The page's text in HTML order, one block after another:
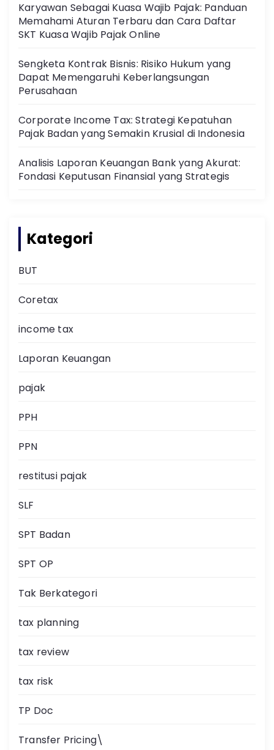
Karyawan Sebagai Kuasa Wajib Pajak: Panduan
Memahami Aturan Terbaru dan Cara Daftar
SKT Kuasa Wajib Pajak Online
Sengketa Kontrak Bisnis: Risiko Hukum yang
Dapat Memengaruhi Keberlangsungan
Perusahaan
Corporate Income Tax: Strategi Kepatuhan
Pajak Badan yang Semakin Krusial di Indonesia
Analisis Laporan Keuangan Bank yang Akurat:
Fondasi Keputusan Finansial yang Strategis
Kategori
BUT
Coretax
income tax
Laporan Keuangan
pajak
PPH
PPN
restitusi pajak
SLF
SPT Badan
SPT OP
Tak Berkategori
tax planning
tax review
tax risk
TP Doc
Transfer Pricing\